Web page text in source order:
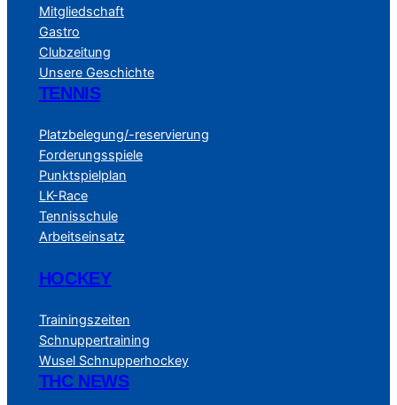
Mitgliedschaft
Gastro
Clubzeitung
Unsere Geschichte
TENNIS
Platzbelegung/-reservierung
Forderungsspiele
Punktspielplan
LK-Race
Tennisschule
Arbeitseinsatz
HOCKEY
Trainingszeiten
Schnuppertraining
Wusel Schnupperhockey
THC NEWS